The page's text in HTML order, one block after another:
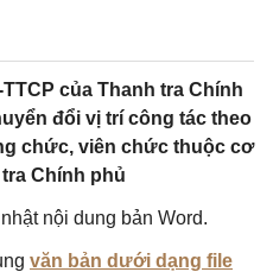
của Thanh tra Chính
đổi vị trí công tác theo
chức, viên chức thuộc cơ
Chính phủ
nội dung bản Word.
văn bản dưới dạng file